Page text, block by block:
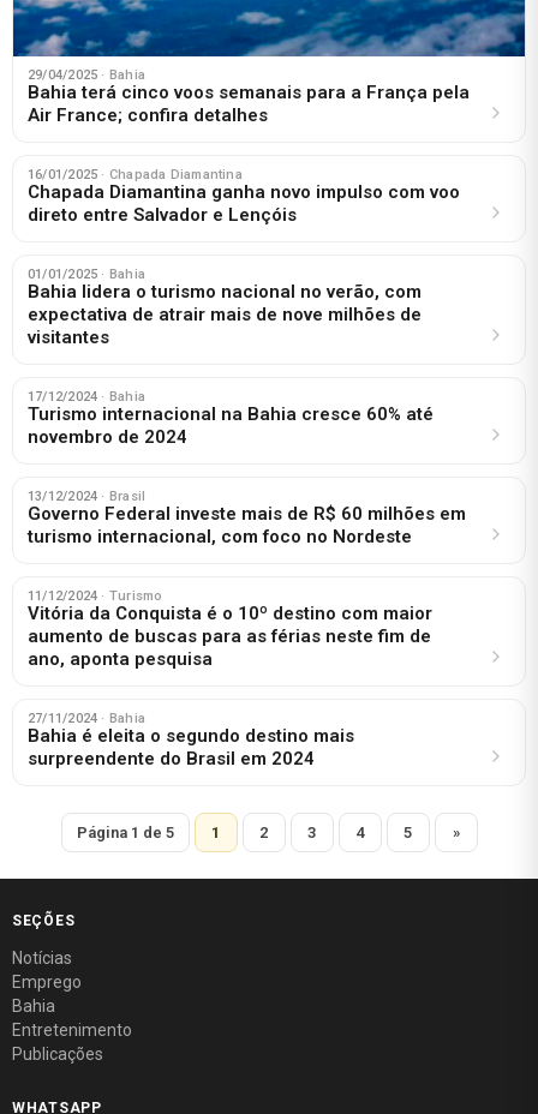
29/04/2025 · Bahia
Bahia terá cinco voos semanais para a França pela
Air France; confira detalhes
16/01/2025 · Chapada Diamantina
Chapada Diamantina ganha novo impulso com voo
direto entre Salvador e Lençóis
01/01/2025 · Bahia
Bahia lidera o turismo nacional no verão, com
expectativa de atrair mais de nove milhões de
visitantes
17/12/2024 · Bahia
Turismo internacional na Bahia cresce 60% até
novembro de 2024
13/12/2024 · Brasil
Governo Federal investe mais de R$ 60 milhões em
turismo internacional, com foco no Nordeste
11/12/2024 · Turismo
Vitória da Conquista é o 10º destino com maior
aumento de buscas para as férias neste fim de
ano, aponta pesquisa
27/11/2024 · Bahia
Bahia é eleita o segundo destino mais
surpreendente do Brasil em 2024
Página 1 de 5 1 2 3 4 5 »
SEÇÕES
Notícias
Emprego
Bahia
Entretenimento
Publicações
WHATSAPP